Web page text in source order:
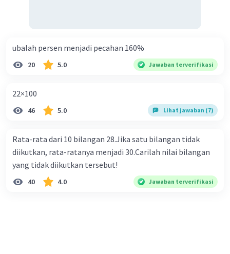
ubalah persen menjadi pecahan 160%
20 5.0 Jawaban terverifikasi
22×100
46 5.0 Lihat jawaban (7)
Rata-rata dari 10 bilangan 28.Jika satu bilangan tidak
diikutkan, rata-ratanya menjadi 30.Carilah nilai bilangan
yang tidak diikutkan tersebut!
40 4.0 Jawaban terverifikasi